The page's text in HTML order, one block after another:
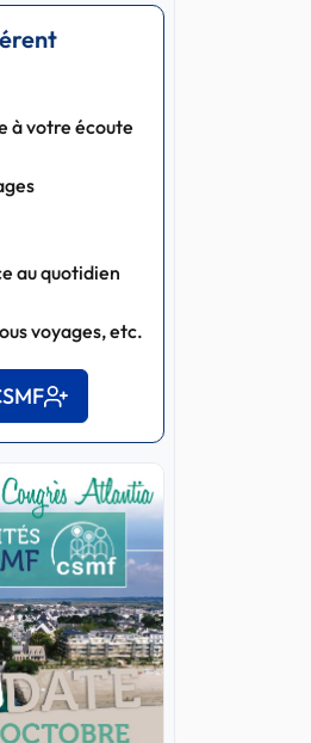
à votre écoute
au quotidien
voyages, etc.